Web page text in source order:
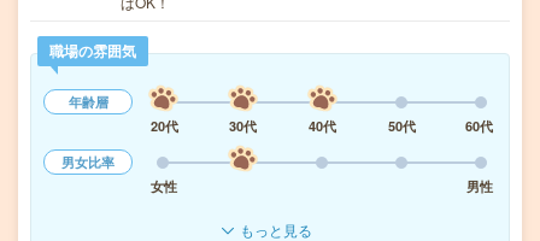
職場の雰囲気
年齢層
20代
30代 40代 50代
60代
男女比率
女性
男性
もっと見る